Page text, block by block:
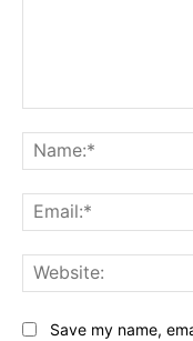
Save my name,